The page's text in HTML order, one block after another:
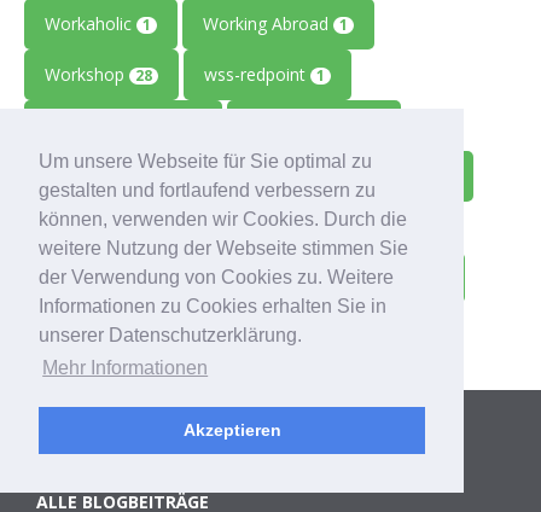
Um unsere Webseite für Sie optimal zu
gestalten und fortlaufend verbessern zu
können, verwenden wir Cookies. Durch die
weitere Nutzung der Webseite stimmen Sie
der Verwendung von Cookies zu. Weitere
Informationen zu Cookies erhalten Sie in
unserer Datenschutzerklärung.
Mehr Informationen
Akzeptieren
Workaholic 1 Working Abroad 1
Workshop 28 wss-redpoint 1
Zeitmanagement Zeitreise
Zolitron 1 Zoll 1 Zollwissen 1
Zoom 1 Zukunft 1 Zulieferbetriebe
Zusammenarbeit 1
Kategorien
ALLE BLOGBEITRÄGE